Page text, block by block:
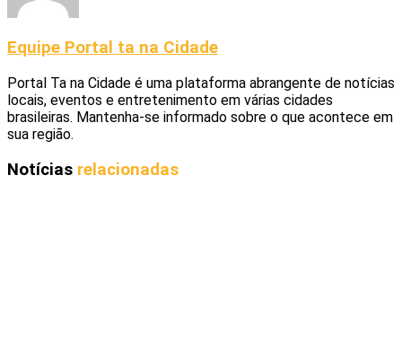
Equipe Portal ta na Cidade
Portal Ta na Cidade é uma plataforma abrangente de notícias
locais, eventos e entretenimento em várias cidades
brasileiras. Mantenha-se informado sobre o que acontece em
sua região.
Notícias relacionadas